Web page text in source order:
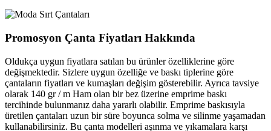
Promosyon Çanta Fiyatları Hakkında
Oldukça uygun fiyatlara satılan bu ürünler özelliklerine göre
değişmektedir. Sizlere uygun özelliğe ve baskı tiplerine göre
çantaların fiyatları ve kumaşları değişim gösterebilir. Ayrıca tavsiye
olarak 140 gr / m Ham olan bir bez üzerine emprime baskı
tercihinde bulunmanız daha yararlı olabilir. Emprime baskısıyla
üretilen çantaları uzun bir süre boyunca solma ve silinme yaşamadan
kullanabilirsiniz. Bu çanta modelleri aşınma ve yıkamalara karşı